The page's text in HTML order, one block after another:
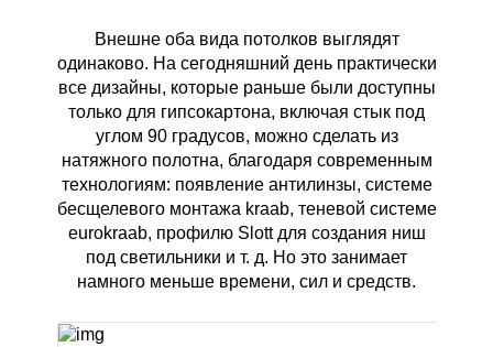
Внешне оба вида потолков выглядят
одинаково. На сегодняшний день практически
все дизайны, которые раньше были доступны
только для гипсокартона, включая стык под
углом 90 градусов, можно сделать из
натяжного полотна, благодаря современным
технологиям: появление антилинзы, системе
бесщелевого монтажа kraab, теневой системе
eurokraab, профилю Slott для создания ниш
под светильники и т. д. Но это занимает
намного меньше времени, сил и средств.